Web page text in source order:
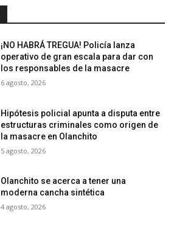
¡NO HABRÁ TREGUA! Policía lanza
operativo de gran escala para dar con
los responsables de la masacre
6 agosto, 2026
Hipótesis policial apunta a disputa entre
estructuras criminales como origen de
la masacre en Olanchito
5 agosto, 2026
Olanchito se acerca a tener una
moderna cancha sintética
4 agosto, 2026